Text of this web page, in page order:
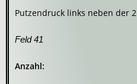
Putzendruck links neben der 2
Feld 41
Anzahl: